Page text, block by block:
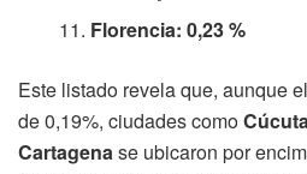
Florencia: 0,23 %
Este listado revela que, aunque
de 0,19%, ciudades como
Cartagenase ubicaron por